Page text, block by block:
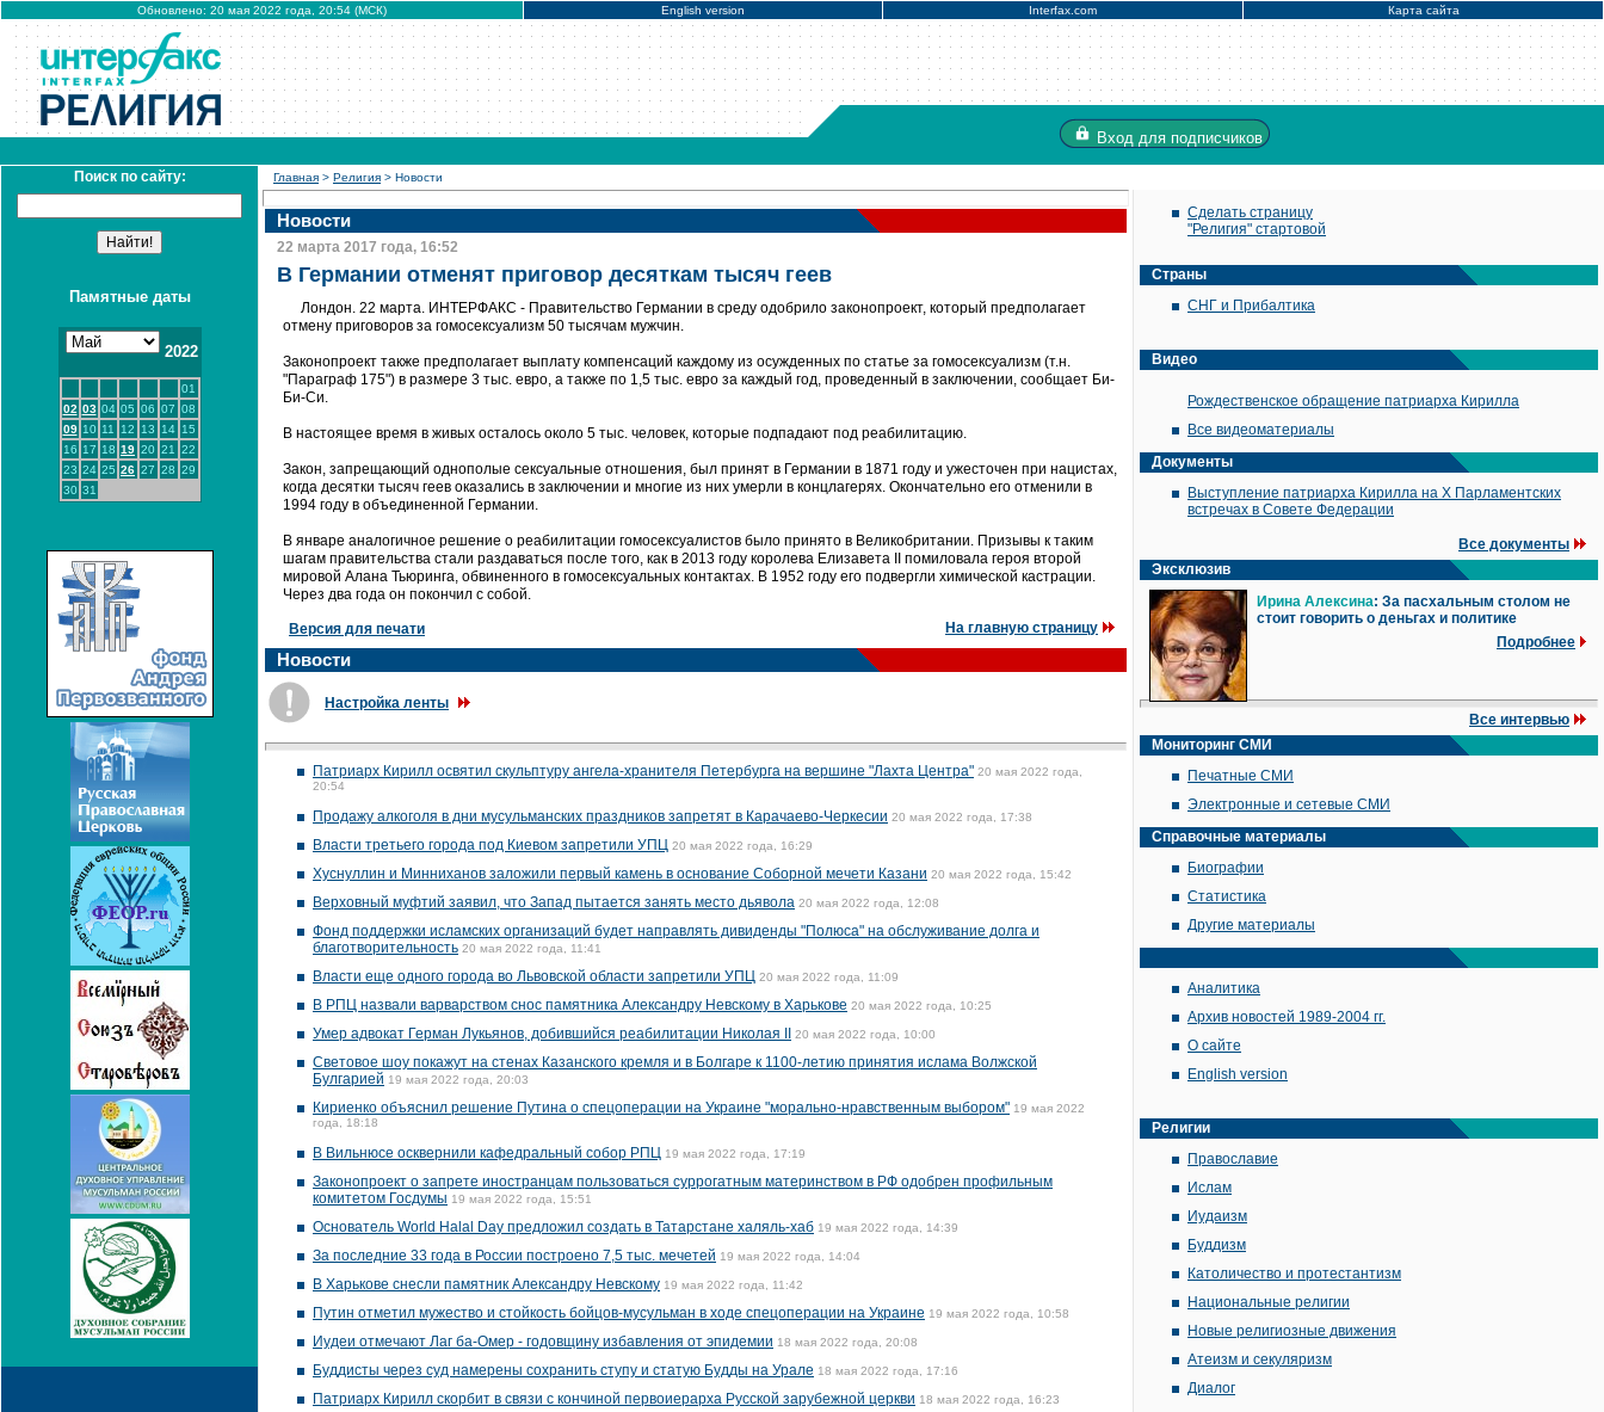
Обновлено: 20 мая 2022 года, 20:54 (МСК) English version Interfax.com Карта сайта
Вход для подписчиков
Поиск по сайту:
Памятные даты
2022
01
02 03 04 05 06 07 08
09 10 11 12 13 14 15
16 17 18 19 20 21
22
23 24 25 26 27 28 29
30 31
Главная > Религия > Новости
Новости
22 марта 2017 года, 16:52
В Германии отменят приговор десяткам тысяч геев
Лондон. 22 марта. ИНТЕРФАКС - Правительство Германии в среду одобрило законопроект, который предполагает
отмену приговоров за гомосексуализм 50 тысячам мужчин.
Законопроект также предполагает выплату компенсаций каждому из осужденных по статье за гомосексуализм (т.н.
"Параграф 175") в размере 3 тыс. евро, а также по 1,5 тыс. евро за каждый год, проведенный в заключении, сообщает Би-
Би-Си.
В настоящее время в живых осталось около 5 тыс. человек, которые подпадают под реабилитацию.
Закон, запрещающий однополые сексуальные отношения, был принят в Германии в 1871 году и ужесточен при нацистах,
когда десятки тысяч геев оказались в заключении и многие из них умерли в концлагерях. Окончательно его отменили в
1994 году в объединенной Германии.
В январе аналогичное решение о реабилитации гомосексуалистов было принято в Великобритании. Призывы к таким
шагам правительства стали раздаваться после того, как в 2013 году королева Елизавета II помиловала героя второй
мировой Алана Тьюринга, обвиненного в гомосексуальных контактах. В 1952 году его подвергли химической кастрации.
Через два года он покончил с собой.
Версия для печати На главную страницу
Новости
Настройка ленты
Патриарх Кирилл освятил скульптуру ангела-хранителя Петербурга на вершине "Лахта Центра" 20 мая 2022 года,
20:54
Продажу алкоголя в дни мусульманских праздников запретят в Карачаево-Черкесии 20 мая 2022 года, 17:38
Власти третьего города под Киевом запретили УПЦ 20 мая 2022 года, 16:29
Хуснуллин и Минниханов заложили первый камень в основание Соборной мечети Казани 20 мая 2022 года, 15:42
Верховный муфтий заявил, что Запад пытается занять место дьявола 20 мая 2022 года, 12:08
Фонд поддержки исламских организаций будет направлять дивиденды "Полюса" на обслуживание долга и
благотворительность 20 мая 2022 года, 11:41
Власти еще одного города во Львовской области запретили УПЦ 20 мая 2022 года, 11:09
В РПЦ назвали варварством снос памятника Александру Невскому в Харькове 20 мая 2022 года, 10:25
Умер адвокат Герман Лукьянов, добившийся реабилитации Николая II 20 мая 2022 года, 10:00
Световое шоу покажут на стенах Казанского кремля и в Болгаре к 1100-летию принятия ислама Волжской
Булгарией 19 мая 2022 года, 20:03
Кириенко объяснил решение Путина о спецоперации на Украине "морально-нравственным выбором" 19 мая 2022
года, 18:18
В Вильнюсе осквернили кафедральный собор РПЦ 19 мая 2022 года, 17:19
Законопроект о запрете иностранцам пользоваться суррогатным материнством в РФ одобрен профильным
комитетом Госдумы 19 мая 2022 года, 15:51
Основатель World Halal Day предложил создать в Татарстане халяль-хаб 19 мая 2022 года, 14:39
За последние 33 года в России построено 7,5 тыс. мечетей 19 мая 2022 года, 14:04
В Харькове снесли памятник Александру Невскому 19 мая 2022 года, 11:42
Путин отметил мужество и стойкость бойцов-мусульман в ходе спецоперации на Украине 19 мая 2022 года, 10:58
Иудеи отмечают Лаг ба-Омер - годовщину избавления от эпидемии 18 мая 2022 года, 20:08
Буддисты через суд намерены сохранить ступу и статую Будды на Урале 18 мая 2022 года, 17:16
Патриарх Кирилл скорбит в связи с кончиной первоиерарха Русской зарубежной церкви 18 мая 2022 года, 16:23
Сделать страницу
"Религия" стартовой
Страны
СНГ и Прибалтика
Видео
Рождественское обращение патриарха Кирилла
Все видеоматериалы
Документы
Выступление патриарха Кирилла на X Парламентских
встречах в Совете Федерации
Все документы
Эксклюзив
Ирина Алексина: За пасхальным столом не
стоит говорить о деньгах и политике
Подробнее
Все интервью
Мониторинг СМИ
Печатные СМИ
Электронные и сетевые СМИ
Справочные материалы
Биографии
Статистика
Другие материалы
Аналитика
Архив новостей 1989-2004 гг.
О сайте
English version
Религии
Православие
Ислам
Иудаизм
Буддизм
Католичество и протестантизм
Национальные религии
Новые религиозные движения
Атеизм и секуляризм
Диалог